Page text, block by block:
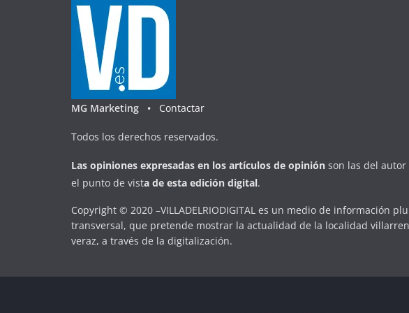
MG Marketing • Contactar
Todos los derechos reservados.
Las opiniones expresadas en los artículos de opinión son las del
el punto de vista de esta edición digital.
Copyright © 2020 –VILLADELRIODIGITAL es un medio de información
transversal, que pretende mostrar la actualidad de la localidad
veraz, a través de la digitalización.